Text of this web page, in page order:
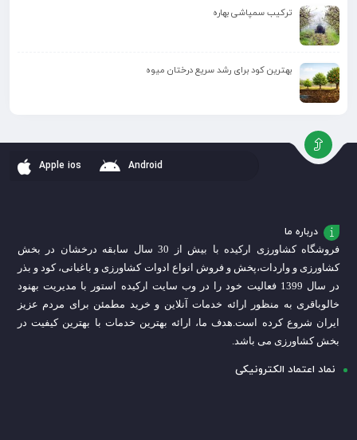
ترکیب سمپاشی بهاره
بهترین کود برای رشد سریع درختان میوه
Apple ios Android
درباره ما
فروشگاه کشاورزی ارکیده با بیش از 30 سال سابقه درخشان در بخش
کشاورزی و واردات،پخش و فروش انواع ادوات کشاورزی و باغبانی، کود و بذر
در سال 1399 فعالیت خود را در وب سایت ارکیده استور با مدیریت بهنود
خالوباقری به منظور ارائه خدمات آنلاین و خرید مطمئن برای مردم عزیز
ایران شروع کرده است.هدف ما، ارائه بهترین خدمات با بهترین کیفیت در
بخش کشاورزی می باشد.
نماد اعتماد الکترونیکی